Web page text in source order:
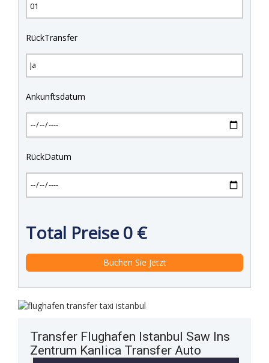
RückTransfer
Ankunftsdatum
RückDatum
Total Preise0 €
Transfer Flughafen Istanbul Saw Ins
Zentrum Kanlica Transfer Auto